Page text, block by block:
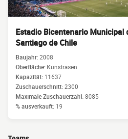
Estadio Bicentenario Municipal
Santiago de Chile
Baujahr:2008
Oberfläche: Kunstrasen
Kapazität: 11637
Zuschauerschnitt:2300
Maximale Zuschauerzahl:8085
% ausverkauft: 19